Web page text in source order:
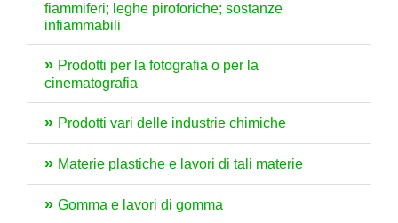
fiammiferi; leghe piroforiche; sostanze
infiammabili
Prodotti per la fotografia o per la
cinematografia
Prodotti vari delle industrie chimiche
Materie plastiche e lavori di tali materie
Gomma e lavori di gomma